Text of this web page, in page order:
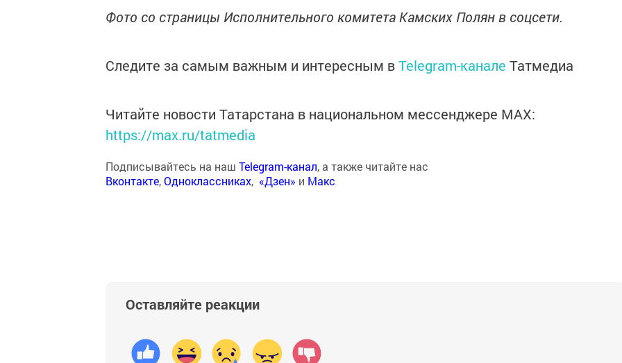
Фото со страницы Исполнительного комитета Камских Полян в соцсети.
Следите за самым важным и интересным вTelegram-канале Татмедиа
Читайте новости Татарстана в национальном мессенджере MАХ:
https://max.ru/tatmedia
Подписывайтесь на наш Telegram-канал, а также читайте нас
Вконтакте,Одноклассниках, «Дзен» и Макс
Оставляйте реакции